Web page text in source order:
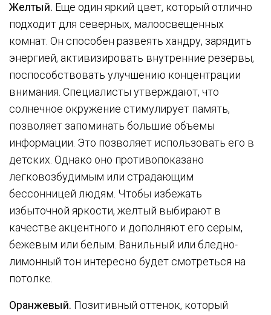
Желтый. Еще один яркий цвет, который отлично
подходит для северных, малоосвещенных
комнат. Он способен развеять хандру, зарядить
энергией, активизировать внутренние резервы,
поспособствовать улучшению концентрации
внимания. Специалисты утверждают, что
солнечное окружение стимулирует память,
позволяет запоминать большие объемы
информации. Это позволяет использовать его в
детских. Однако оно противопоказано
легковозбудимым или страдающим
бессонницей людям. Чтобы избежать
избыточной яркости, желтый выбирают в
качестве акцентного и дополняют его серым,
бежевым или белым. Ванильный или бледно-
лимонный тон интересно будет смотреться на
потолке.
Оранжевый. Позитивный оттенок, который